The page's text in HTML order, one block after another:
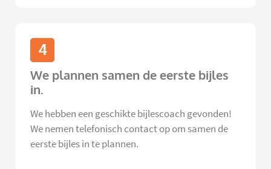
4
We plannen samen de eerste bijles
in.
We hebben een geschikte bijlescoach gevonden!
We nemen telefonisch contact op om samen de
eerste bijles in te plannen.